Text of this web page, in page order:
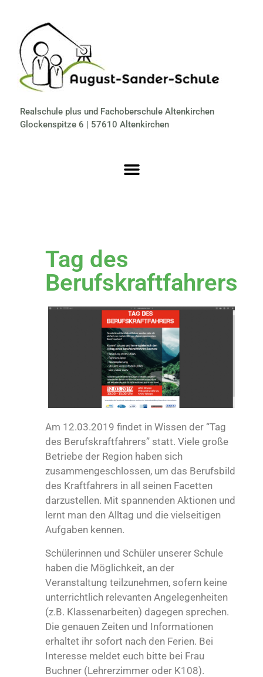
Realschule plus und Fachoberschule Altenkirchen
Glockenspitze 6 | 57610 Altenkirchen
Tag des
Berufskraftfahrers
Am 12.03.2019 findet in Wissen der “Tag
des Berufskraftfahrers” statt. Viele große
Betriebe der Region haben sich
zusammengeschlossen, um das Berufsbild
des Kraftfahrers in all seinen Facetten
darzustellen. Mit spannenden Aktionen und
lernt man den Alltag und die vielseitigen
Aufgaben kennen.
Schülerinnen und Schüler unserer Schule
haben die Möglichkeit, an der
Veranstaltung teilzunehmen, sofern keine
unterrichtlich relevanten Angelegenheiten
(z.B. Klassenarbeiten) dagegen sprechen.
Die genauen Zeiten und Informationen
erhaltet ihr sofort nach den Ferien. Bei
Interesse meldet euch bitte bei Frau
Buchner (Lehrerzimmer oder K108).